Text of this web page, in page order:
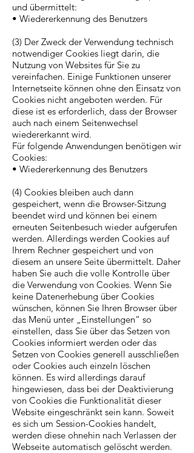
und übermittelt:
• Wiedererkennung des Benutzers
(3) Der Zweck der Verwendung technisch
notwendiger Cookies liegt darin, die
Nutzung von Websites für Sie zu
vereinfachen. Einige Funktionen unserer
Internetseite können ohne den Einsatz von
Cookies nicht angeboten werden. Für
diese ist es erforderlich, dass der Browser
auch nach einem Seitenwechsel
wiedererkannt wird.
Für folgende Anwendungen benötigen wir
Cookies:
• Wiedererkennung des Benutzers
(4) Cookies bleiben auch dann
gespeichert, wenn die Browser-Sitzung
beendet wird und können bei einem
erneuten Seitenbesuch wieder aufgerufen
werden. Allerdings werden Cookies auf
Ihrem Rechner gespeichert und von
diesem an unsere Seite übermittelt. Daher
haben Sie auch die volle Kontrolle über
die Verwendung von Cookies. Wenn Sie
keine Datenerhebung über Cookies
wünschen, können Sie Ihren Browser über
das Menü unter „Einstellungen“ so
einstellen, dass Sie über das Setzen von
Cookies informiert werden oder das
Setzen von Cookies generell ausschließen
oder Cookies auch einzeln löschen
können. Es wird allerdings darauf
hingewiesen, dass bei der Deaktivierung
von Cookies die Funktionalität dieser
Website eingeschränkt sein kann. Soweit
es sich um Session-Cookies handelt,
werden diese ohnehin nach Verlassen der
Webseite automatisch gelöscht werden.